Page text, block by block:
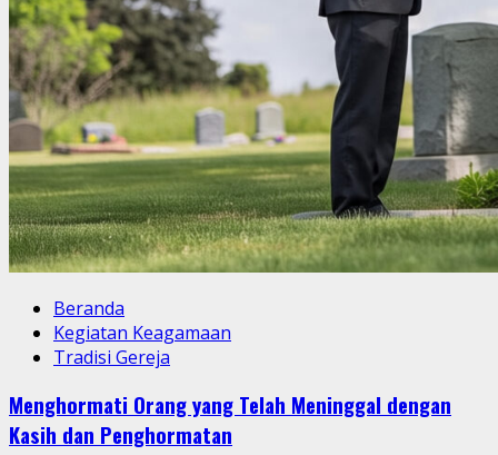
Beranda
Kegiatan Keagamaan
Tradisi Gereja
Menghormati Orang yang Telah Meninggal dengan
Kasih dan Penghormatan